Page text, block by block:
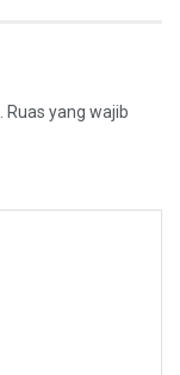
Ruas yang wajib